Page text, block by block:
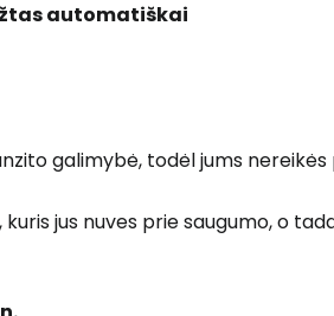
automatiškai
galimybė, todėl jums nereikės
jus nuves prie saugumo, o
Tęsti el. paštu